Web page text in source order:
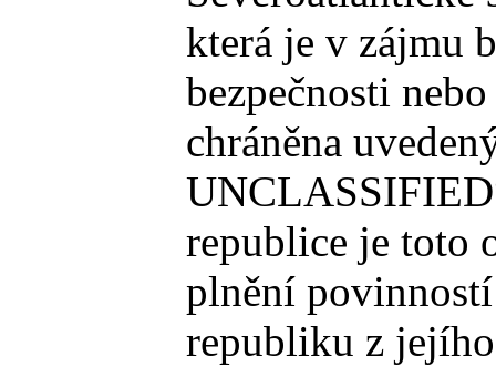
která je v zájmu
bezpečnosti
chráněna
republice je toto
plnění
republiku z